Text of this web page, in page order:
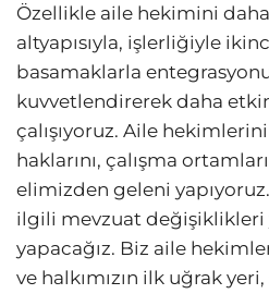
Özellikle aile hekimini
altyapısıyla, işlerliğiyle
basamaklarla
kuvvetlendirerek daha
çalışıyoruz. Aile
haklarını, çalışma
elimizden geleni
ilgili mevzuat değişiklikleri
yapacağız. Biz aile
ve halkımızın ilk uğrak